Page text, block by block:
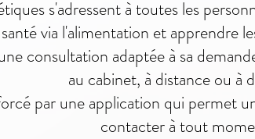
s'adressent à toutes les
via l'alimentation et apprendre
consultation adaptée à sa
au cabinet, à distance ou à
par une application qui permet
contacter à tout